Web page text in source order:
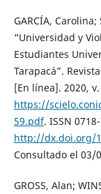
GARCÍA, Carolina;
“Universidad y
Estudiantes
Tarapacá”.
[En línea]. 2020,
https://
59.pdf. ISSN
http://dx.doi.org/
Consultado el 03/
GROSS, Alan;